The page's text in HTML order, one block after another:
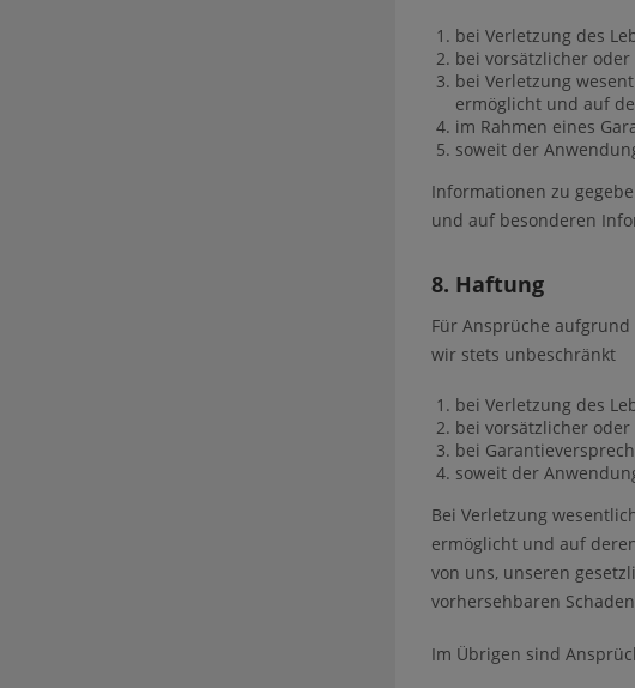
bei Verletzung des
bei vorsätzlicher
bei Verletzung
ermöglicht und auf
im Rahmen eines
soweit der
Informationen zu
und auf besonderen
8. Haftung
Für Ansprüche
wir stets unbeschränkt
bei Verletzung des
bei vorsätzlicher
bei
soweit der
Bei Verletzung
ermöglicht und auf
von uns, unseren
vorhersehbaren
Im Übrigen sind